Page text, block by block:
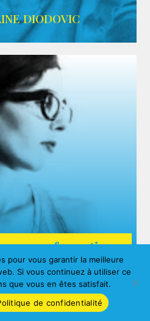
DIODOVIC
ARDA
ALBERNY
nos formations
pour vous garantir la meilleure
Si vous continuez à utiliser ce
que vous en êtes satisfait.
de confidentialité